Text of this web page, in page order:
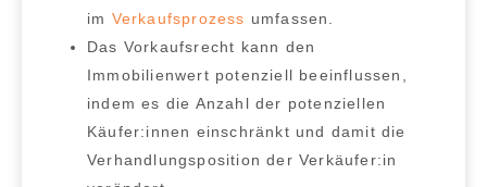
im Verkaufsprozess umfassen.
Das Vorkaufsrecht kann den
Immobilienwert potenziell beeinflussen
indem es die Anzahl der potenziellen
Käufer:innen einschränkt und damit die
Verhandlungsposition der Verkäufer:in